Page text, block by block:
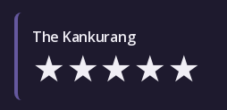
The Kankurang
★★★★★